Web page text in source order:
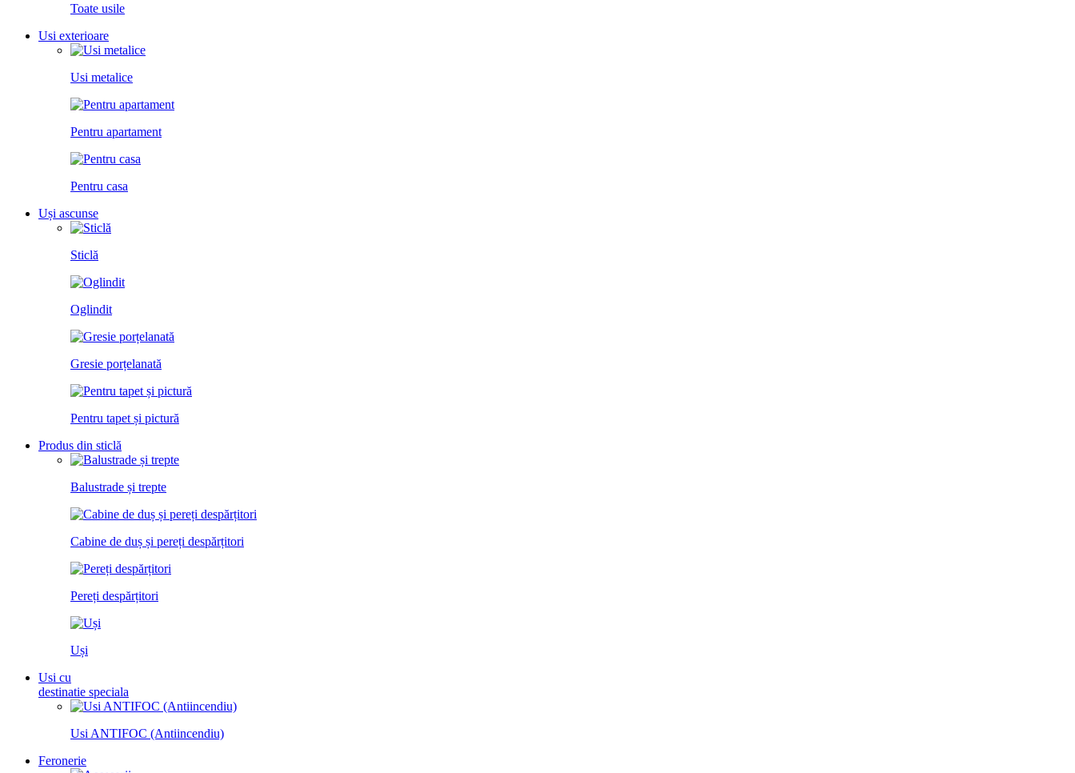
Toate usile
Usi exterioare
Usi metalice
Pentru apartament
Pentru casa
Uși ascunse
Sticlă
Oglindit
Gresie porțelanată
Pentru tapet și pictură
Produs din sticlă
Balustrade și trepte
Cabine de duș și pereți despărțitori
Pereți despărțitori
Uși
Usi cu
destinatie speciala
Usi ANTIFOC (Antiincendiu)
Feronerie